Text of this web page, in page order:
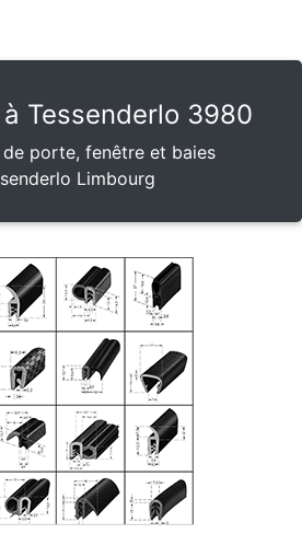
Tessenderlo 3980
porte, fenêtre et baies
Limbourg